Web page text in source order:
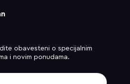
obavesteni o specijalnim
i novim ponudama.